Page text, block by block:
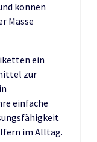
können
Masse
ein
zur
einfache
im Alltag.